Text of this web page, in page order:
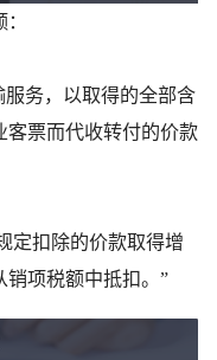
务，以取得的全部含
客票而代收转付的价款
扣除的价款取得增
项税额中抵扣。”